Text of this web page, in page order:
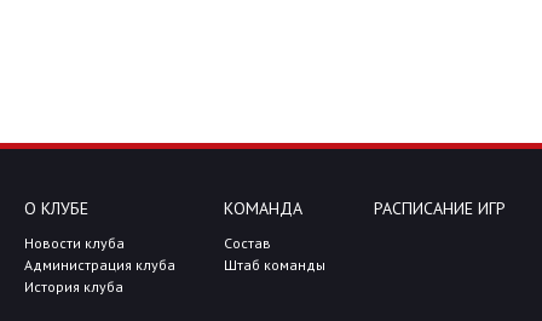
О КЛУБЕ
Новости клуба
Администрация клуба
История клуба
КОМАНДА
Состав
Штаб команды
РАСПИСАНИЕ ИГР